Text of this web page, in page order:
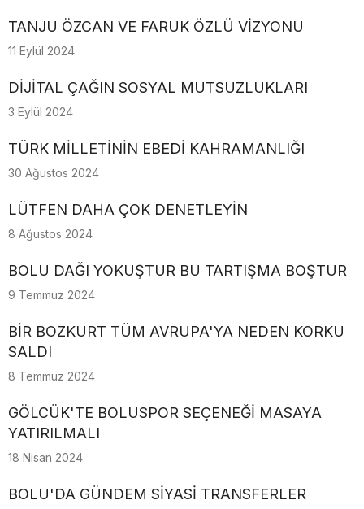
TANJU ÖZCAN VE FARUK ÖZLÜ VİZYONU
11 Eylül 2024
DİJİTAL ÇAĞIN SOSYAL MUTSUZLUKLARI
3 Eylül 2024
TÜRK MİLLETİNİN EBEDİ KAHRAMANLIĞI
30 Ağustos 2024
LÜTFEN DAHA ÇOK DENETLEYİN
8 Ağustos 2024
BOLU DAĞI YOKUŞTUR BU TARTIŞMA BOŞTUR
9 Temmuz 2024
BİR BOZKURT TÜM AVRUPA'YA NEDEN KORKU
SALDI
8 Temmuz 2024
GÖLCÜK'TE BOLUSPOR SEÇENEĞİ MASAYA
YATIRILMALI
18 Nisan 2024
BOLU'DA GÜNDEM SİYASİ TRANSFERLER